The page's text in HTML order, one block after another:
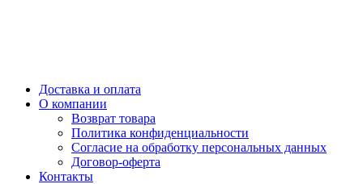
Доставка и оплата
О компании
Возврат товара
Политика конфиденциальности
Согласие на обработку персональных данных
Договор-оферта
Контакты